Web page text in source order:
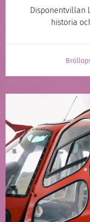
Disponentvillan
historia